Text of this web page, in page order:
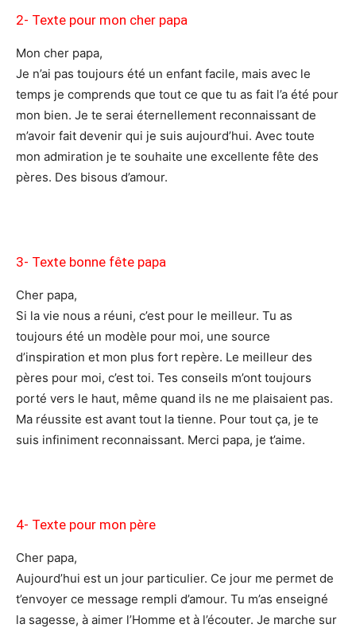
2- Texte pour mon cher papa
Mon cher papa,
Je n’ai pas toujours été un enfant facile, mais avec le
temps je comprends que tout ce que tu as fait l’a été pour
mon bien. Je te serai éternellement reconnaissant de
m’avoir fait devenir qui je suis aujourd’hui. Avec toute
mon admiration je te souhaite une excellente fête des
pères. Des bisous d’amour.
3- Texte bonne fête papa
Cher papa,
Si la vie nous a réuni, c’est pour le meilleur. Tu as
toujours été un modèle pour moi, une source
d’inspiration et mon plus fort repère. Le meilleur des
pères pour moi, c’est toi. Tes conseils m’ont toujours
porté vers le haut, même quand ils ne me plaisaient pas.
Ma réussite est avant tout la tienne. Pour tout ça, je te
suis infiniment reconnaissant. Merci papa, je t’aime.
4- Texte pour mon père
Cher papa,
Aujourd’hui est un jour particulier. Ce jour me permet de
t’envoyer ce message rempli d’amour. Tu m’as enseigné
la sagesse, à aimer l’Homme et à l’écouter. Je marche sur